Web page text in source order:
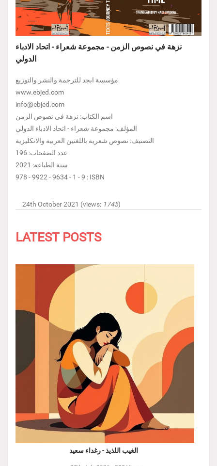
نزهة في نصوص الزمن - مجموعة شعراء - اتحاد الادباء
الدولي
مؤسسة ابجد للترجمة والنشر والتوزيع
www.ebjed.com
info@ebjed.com
اسم الكتاب: نزهة في نصوص الزمن
المؤلف: مجموعة شعراء - اتحاد الادباء الدولي
التصنيف: نصوص شعرية باللغتين العربية والانكليزية
عدد الصفحات: 196
سنة الطباعة: 2021
978 - 9922 - 9634 - 1 - 9 : ISBN
24th October 2021 (views: 1745)
LATEST POSTS
الغيب اللذيذ - رغداء سعيد